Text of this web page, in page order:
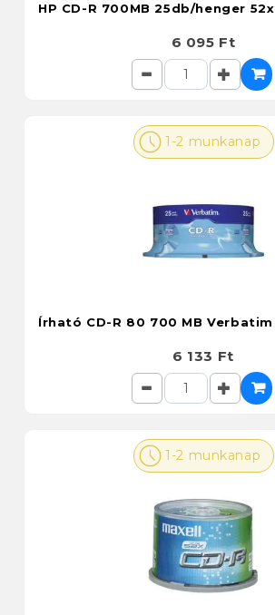
HP CD-R 700MB 25db/henger 52x
6 095 Ft
1-2 munkanap
Írható CD-R 80 700 MB
6 133 Ft
1-2 munkanap